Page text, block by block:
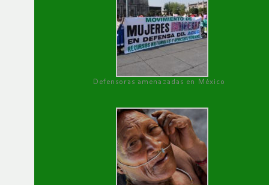
Defensoras amenazadas en México